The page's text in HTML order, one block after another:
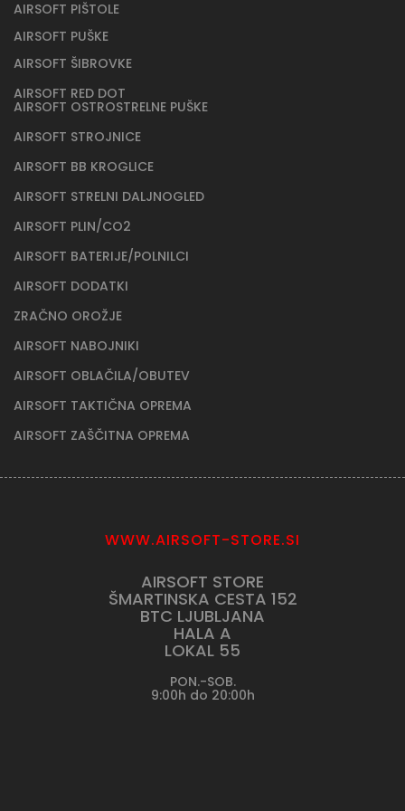
AIRSOFT PIŠTOLE
AIRSOFT PUŠKE
AIRSOFT ŠIBROVKE
AIRSOFT RED DOT
AIRSOFT OSTROSTRELNE PUŠKE
AIRSOFT STROJNICE
AIRSOFT BB KROGLICE
AIRSOFT STRELNI DALJNOGLED
AIRSOFT PLIN/CO2
AIRSOFT BATERIJE/POLNILCI
AIRSOFT DODATKI
ZRAČNO OROŽJE
AIRSOFT NABOJNIKI
AIRSOFT OBLAČILA/OBUTEV
AIRSOFT TAKTIČNA OPREMA
AIRSOFT ZAŠČITNA OPREMA
WWW.AIRSOFT-STORE.SI
AIRSOFT STORE
ŠMARTINSKA CESTA 152
BTC LJUBLJANA
HALA A
LOKAL 55
PON.-SOB.
9:00h do 20:00h